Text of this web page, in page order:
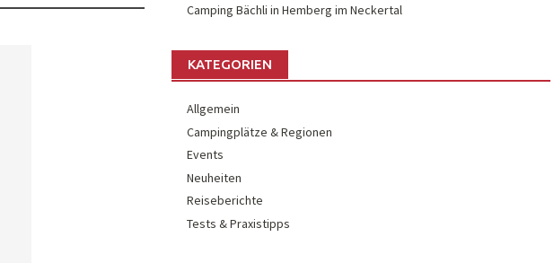
Camping Bächli in Hemberg im Neckertal
KATEGORIEN
Allgemein
Campingplätze & Regionen
Events
Neuheiten
Reiseberichte
Tests & Praxistipps